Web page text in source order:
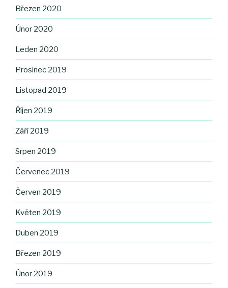
Březen 2020
Únor 2020
Leden 2020
Prosinec 2019
Listopad 2019
Říjen 2019
Září 2019
Srpen 2019
Červenec 2019
Červen 2019
Květen 2019
Duben 2019
Březen 2019
Únor 2019